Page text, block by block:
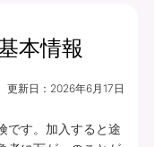
本情報
更新日： 2026年6月17日
です。加入すると途